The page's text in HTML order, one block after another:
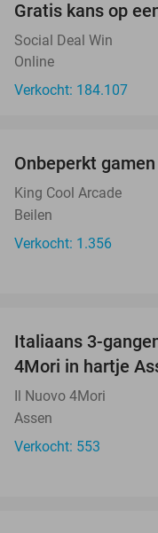
Gratis kans op
Social Deal Win
Online
Verkocht: 184.107
Onbeperkt
King Cool Arcade
Beilen
Verkocht: 1.356
Italiaans 3-
4Mori in hartje
Il Nuovo 4Mori
Assen
Verkocht: 553